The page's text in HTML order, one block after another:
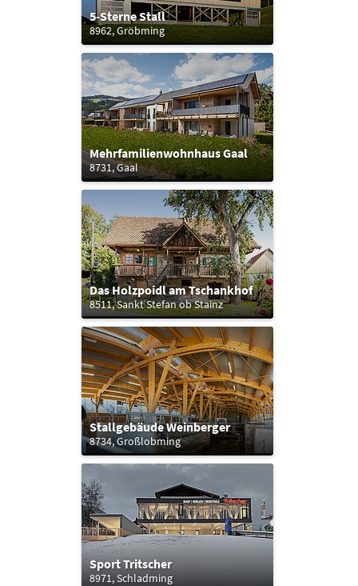
5-Sterne Stall
8962, Gröbming
Mehrfamilienwohnhaus Gaal
8731, Gaal
Das Holzpoidl am Tschankhof
8511, Sankt Stefan ob Stainz
Stallgebäude Weinberger
8734, Großlobming
Sport Tritscher
8971, Schladming